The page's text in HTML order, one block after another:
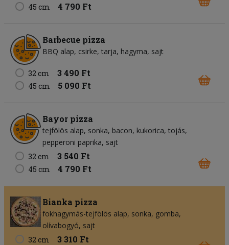
45 cm 4 790 Ft
Barbecue pizza
BBQ alap csirke tarja hagyma sajt
32 cm 3 490 Ft
45 cm 5 090 Ft
Bayor pizza
tejfölös alap sonka bacon kukorica tojás
pepperoni paprika sajt
32 cm
3 540 Ft
45 cm 4 790 Ft
Bianka pizza
fokhagymás-tejfölös alap sonka gomba
olívabogyó sajt
32 cm
3 310 Ft